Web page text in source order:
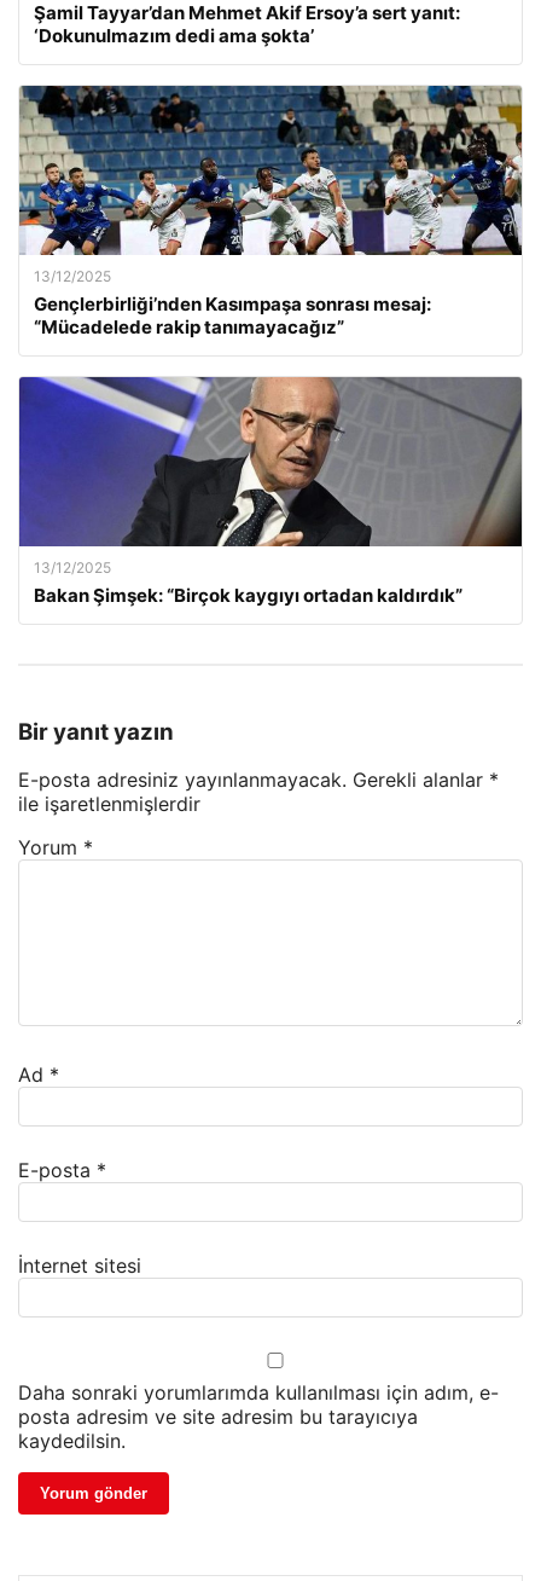
Şamil Tayyar’dan Mehmet Akif Ersoy’a sert yanıt:
‘Dokunulmazım dedi ama şokta’
13/12/2025
Gençlerbirliği’nden Kasımpaşa sonrası mesaj:
“Mücadelede rakip tanımayacağız”
13/12/2025
Bakan Şimşek: “Birçok kaygıyı ortadan kaldırdık”
Bir yanıt yazın
E-posta adresiniz yayınlanmayacak. Gerekli alanlar *
ile işaretlenmişlerdir
Yorum *
Ad *
E-posta *
İnternet sitesi
Daha sonraki yorumlarımda kullanılması için adım, e-
posta adresim ve site adresim bu tarayıcıya
kaydedilsin.